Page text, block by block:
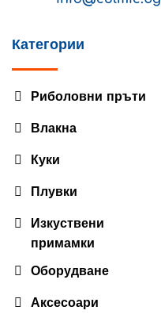
Категории
Риболовни пръти
Влакна
Куки
Плувки
Изкуствени
примамки
Оборудване
Аксесоари